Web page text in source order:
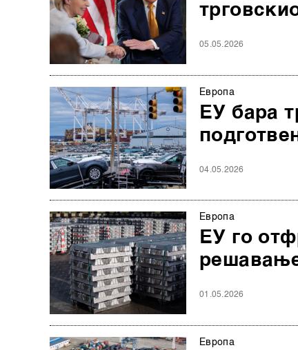
05.05.2026
Европа
ЕУ бара
04.05.2026
Европа
ЕУ го
01.05.2026
Европа